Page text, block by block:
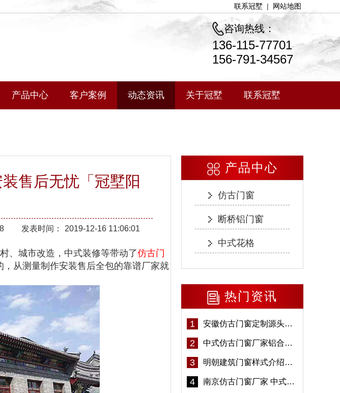
联系冠墅 | 网站地图
咨询热线：
136-115-77701
156-791-34567
产品中心 客户案例 动态资讯 关于冠墅 联系冠墅
售后无忧「冠墅阳
发表时间： 2019-12-16 11:06:01
、城市改造，中式装修等带动了仿古门
从测量制作安装售后全包的靠谱厂家就
产品中心
仿古门窗
断桥铝门窗
中式花格
热门资讯
1 安徽仿古门窗定制源头厂家 好打理免维护-冠墅阳光
2 中式仿古门窗厂家铝合金仿古门窗定制 5年质保
3 明朝建筑门窗样式介绍——冠墅阳光
4 南京仿古门窗厂家 中式仿古门窗定制 节能防水